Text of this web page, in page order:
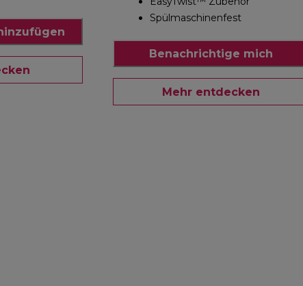
Spülmaschinenfest
Benachrichtige mich
Mehr entdecken